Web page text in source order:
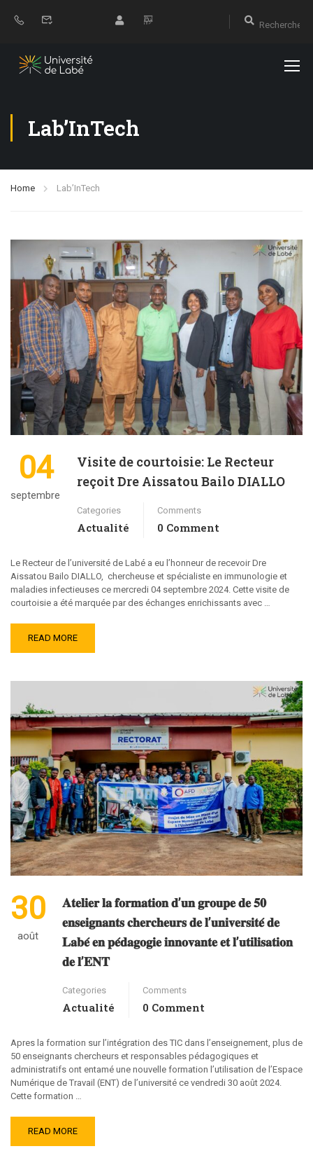
Lab’InTech
Home Lab’InTech
04
septembre
Visite de courtoisie: Le Recteur
reçoit Dre Aissatou Bailo DIALLO
Categories
Actualité
Comments
0 Comment
Le Recteur de l’université de Labé a eu l’honneur de recevoir Dre
Aissatou Bailo DIALLO, chercheuse et spécialiste en immunologie et
maladies infectieuses ce mercredi 04 septembre 2024. Cette visite de
courtoisie a été marquée par des échanges enrichissants avec …
READ MORE
30
août
𝐀𝐭𝐞𝐥𝐢𝐞𝐫 𝐥𝐚 𝐟𝐨𝐫𝐦𝐚𝐭𝐢𝐨𝐧 𝐝’𝐮𝐧 𝐠𝐫𝐨𝐮𝐩𝐞 𝐝𝐞 𝟓𝟎
𝐞𝐧𝐬𝐞𝐢𝐠𝐧𝐚𝐧𝐭𝐬 𝐜𝐡𝐞𝐫𝐜𝐡𝐞𝐮𝐫𝐬 𝐝𝐞 𝐥’𝐮𝐧𝐢𝐯𝐞𝐫𝐬𝐢𝐭𝐞́ 𝐝𝐞
𝐋𝐚𝐛𝐞́ 𝐞𝐧 𝐩𝐞́𝐝𝐚𝐠𝐨𝐠𝐢𝐞 𝐢𝐧𝐧𝐨𝐯𝐚𝐧𝐭𝐞 𝐞𝐭 𝐥’𝐮𝐭𝐢𝐥𝐢𝐬𝐚𝐭𝐢𝐨𝐧
𝐝𝐞 𝐥’𝐄𝐍𝐓
Categories
Actualité
Comments
0 Comment
Apres la formation sur l’intégration des TIC dans l’enseignement, plus de
50 enseignants chercheurs et responsables pédagogiques et
administratifs ont entamé une nouvelle formation l’utilisation de l’Espace
Numérique de Travail (ENT) de l’université ce vendredi 30 août 2024.
Cette formation …
READ MORE